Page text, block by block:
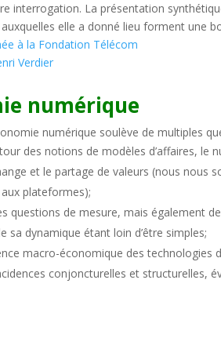
interrogation. La présentation
elle a donné lieu forment une
à la Fondation Télécom
Verdier
numérique
numérique soulève de multiples
des notions de modèles d’affaires, le
et le partage de valeurs (nous nous
plateformes);
questions de mesure, mais également
sa dynamique étant loin d’être simples;
macro-économique des
conjoncturelles et structurelles,